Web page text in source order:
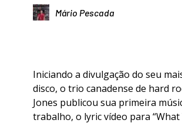
Mário Pescada
Iniciando a divulgação do seu
disco, o trio canadense de hard
Jones publicou sua primeira
trabalho, o lyric vídeo para “What